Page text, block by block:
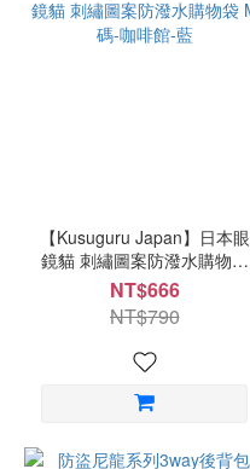
【Kusuguru Japan】日本眼
鏡貓 刺繡圖案防潑水購物袋
M碼-咖啡館-藍
NT$666
NT$790